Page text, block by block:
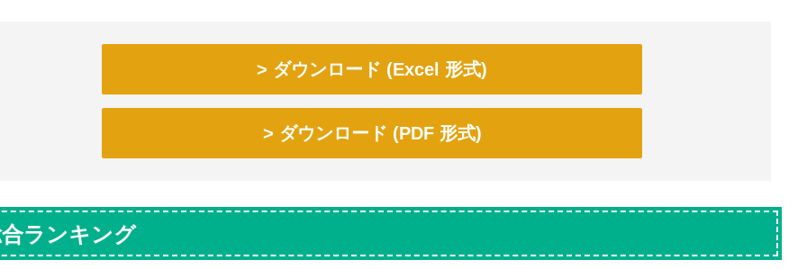
ダウンロード (Excel 形式)
ダウンロード (PDF 形式)
ランキング